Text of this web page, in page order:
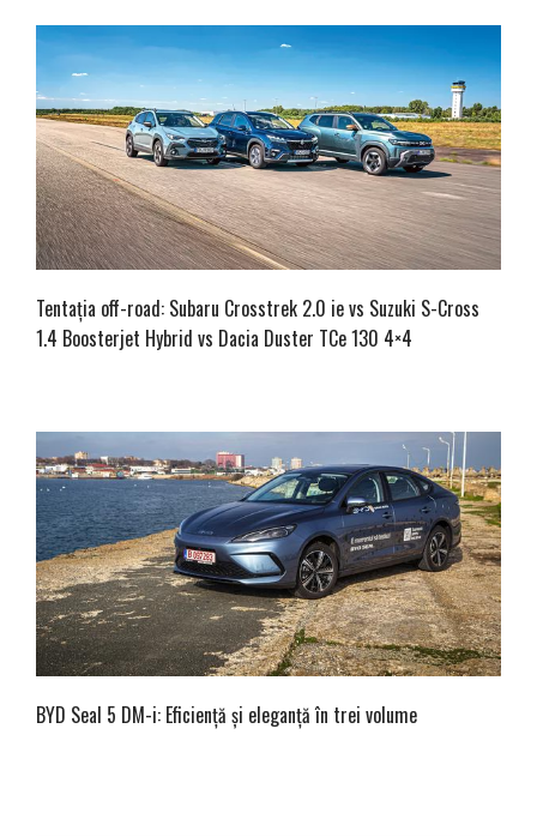
Tentația off-road: Subaru Crosstrek 2.0 ie vs Suzuki S-Cross
1.4 Boosterjet Hybrid vs Dacia Duster TCe 130 4×4
BYD Seal 5 DM-i: Eficiență și eleganță în trei volume